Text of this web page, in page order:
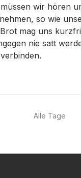
wir hören
so wie
mag uns
nie satt
Alle Tage